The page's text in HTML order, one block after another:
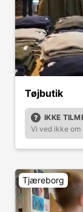
Tøjbutik
IKKE
Vi ved ikke om
Tjæreborg